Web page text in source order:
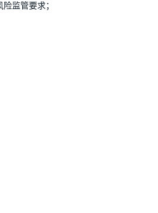
监管要求；